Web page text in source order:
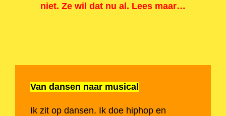
niet. Ze wil dat nu al. Lees maar…
Van dansen naar musical
Ik zit op dansen. Ik doe hiphop en